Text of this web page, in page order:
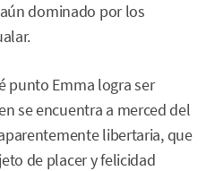
dominado por los
punto Emma logra ser
se encuentra a merced del
libertaria, que
de placer y felicidad